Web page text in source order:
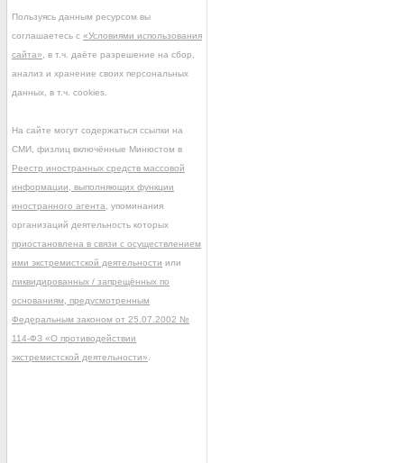
Пользуясь данным ресурсом вы
соглашаетесь с «Условиями использования
сайта» , в т.ч. даёте разрешение на сбор,
анализ и хранение своих персональных
данных, в т.ч. cookies.
На сайте могут содержаться ссылки на
СМИ, физлиц включённые Минюстом в
Реестр иностранных средств массовой
информации, выполняющих функции
иностранного агента , упоминания
организаций деятельность которых
приостановлена в связи с осуществлением
ими экстремистской деятельности или
ликвидированных / запрещённых по
основаниям, предусмотренным
Федеральным законом от 25.07.2002 №
114-ФЗ «О противодействии
экстремистской деятельности»